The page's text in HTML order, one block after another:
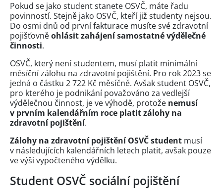
Pokud se jako student stanete OSVČ, máte řadu
povinností. Stejně jako OSVČ, kteří již studenty nejsou.
Do osmi dnů od první fakturace musíte své zdravotní
pojišťovněohlásit zahájení samostatné výdělečné
činnosti.
OSVČ, který není studentem, musí platit minimální
měsíční zálohu na zdravotní pojištění. Pro rok 2023 se
jedná o částku 2 722 Kč měsíčně. Avšak student OSVČ,
pro kterého je podnikání považováno za vedlejší
výdělečnou činnost, je ve výhodě, protože nemusí
v prvním kalendářním roce platit zálohy na
zdravotní pojištění.
Zálohy na zdravotní pojištění OSVČ student musí
v následujících kalendářních letech platit, avšak pouze
ve výši vypočteného výdělku.
Student OSVČ sociální pojištění